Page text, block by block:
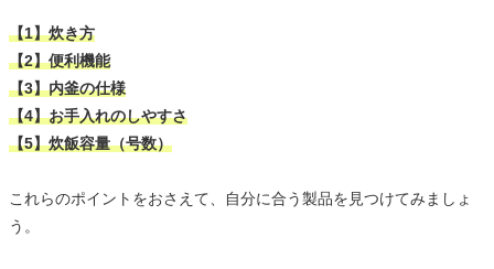
【1】炊き方
【2】便利機能
【3】内釜の仕様
【4】お手入れのしやすさ
【5】炊飯容量（号数）
これらのポイントをおさえて、自分に合う製品を見つけてみましょ
う。